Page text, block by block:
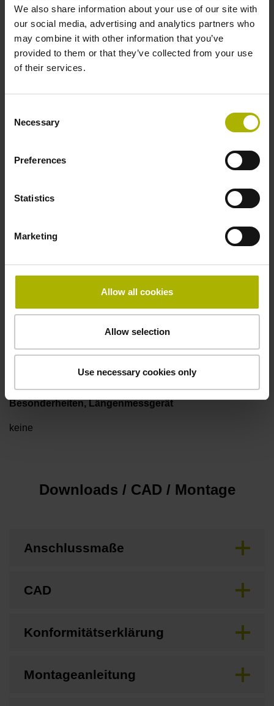
We also share information about your use of our site with
our social media, advertising and analytics partners who
may combine it with other information that you’ve
provided to them or that they’ve collected from your use
of their services.
Selection
Necessary
Preferences
Statistics
Marketing
Allow all cookies
Allow selection
Use necessary cookies only
keine
Referenzimpulsbreite
Max. Abtastfrequenz
Störungssignal
Spannungsversorgung
Elektrischer Anschluss
Flanschdose, Stift, 14-polig
Besonderheiten, Längenmessgerät
keine
Downloads / CAD / Montage
Anschlussmaße
CAD
Konformitätserklärung
Montageanleitung